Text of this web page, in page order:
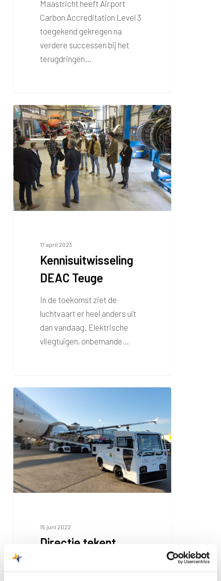
Maastricht heeft Airport
Carbon Accreditation Level 3
toegekend gekregen na
verdere successen bij het
terugdringen…
Kennisuitwisseling
DEAC
Teuge
17 april 2023
Kennisuitwisseling
DEAC Teuge
In de toekomst ziet de
luchtvaart er heel anders uit
dan vandaag. Elektrische
vliegtuigen, onbemande…
Directie
tekent
Emission
reduction
policy
MAA
15 juni 2022
Directie tekent